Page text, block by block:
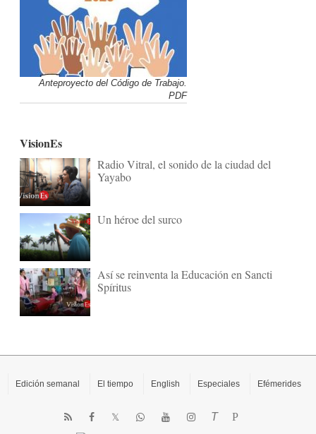
Anteproyecto del Código de Trabajo.
PDF
VisionEs
Radio Vitral, el sonido de la ciudad del
Yayabo
Un héroe del surco
Así se reinventa la Educación en Sancti
Spíritus
Edición semanal El tiempo English Especiales Efémerides
T P